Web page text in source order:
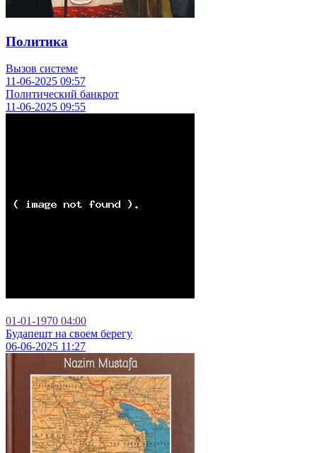
Политика
Вызов системе
11-06-2025 09:57
Политический банкрот
11-06-2025 09:55
01-01-1970 04:00
Будапешт на своем берегу
06-06-2025 11:27